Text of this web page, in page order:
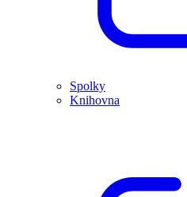
Spolky
Knihovna